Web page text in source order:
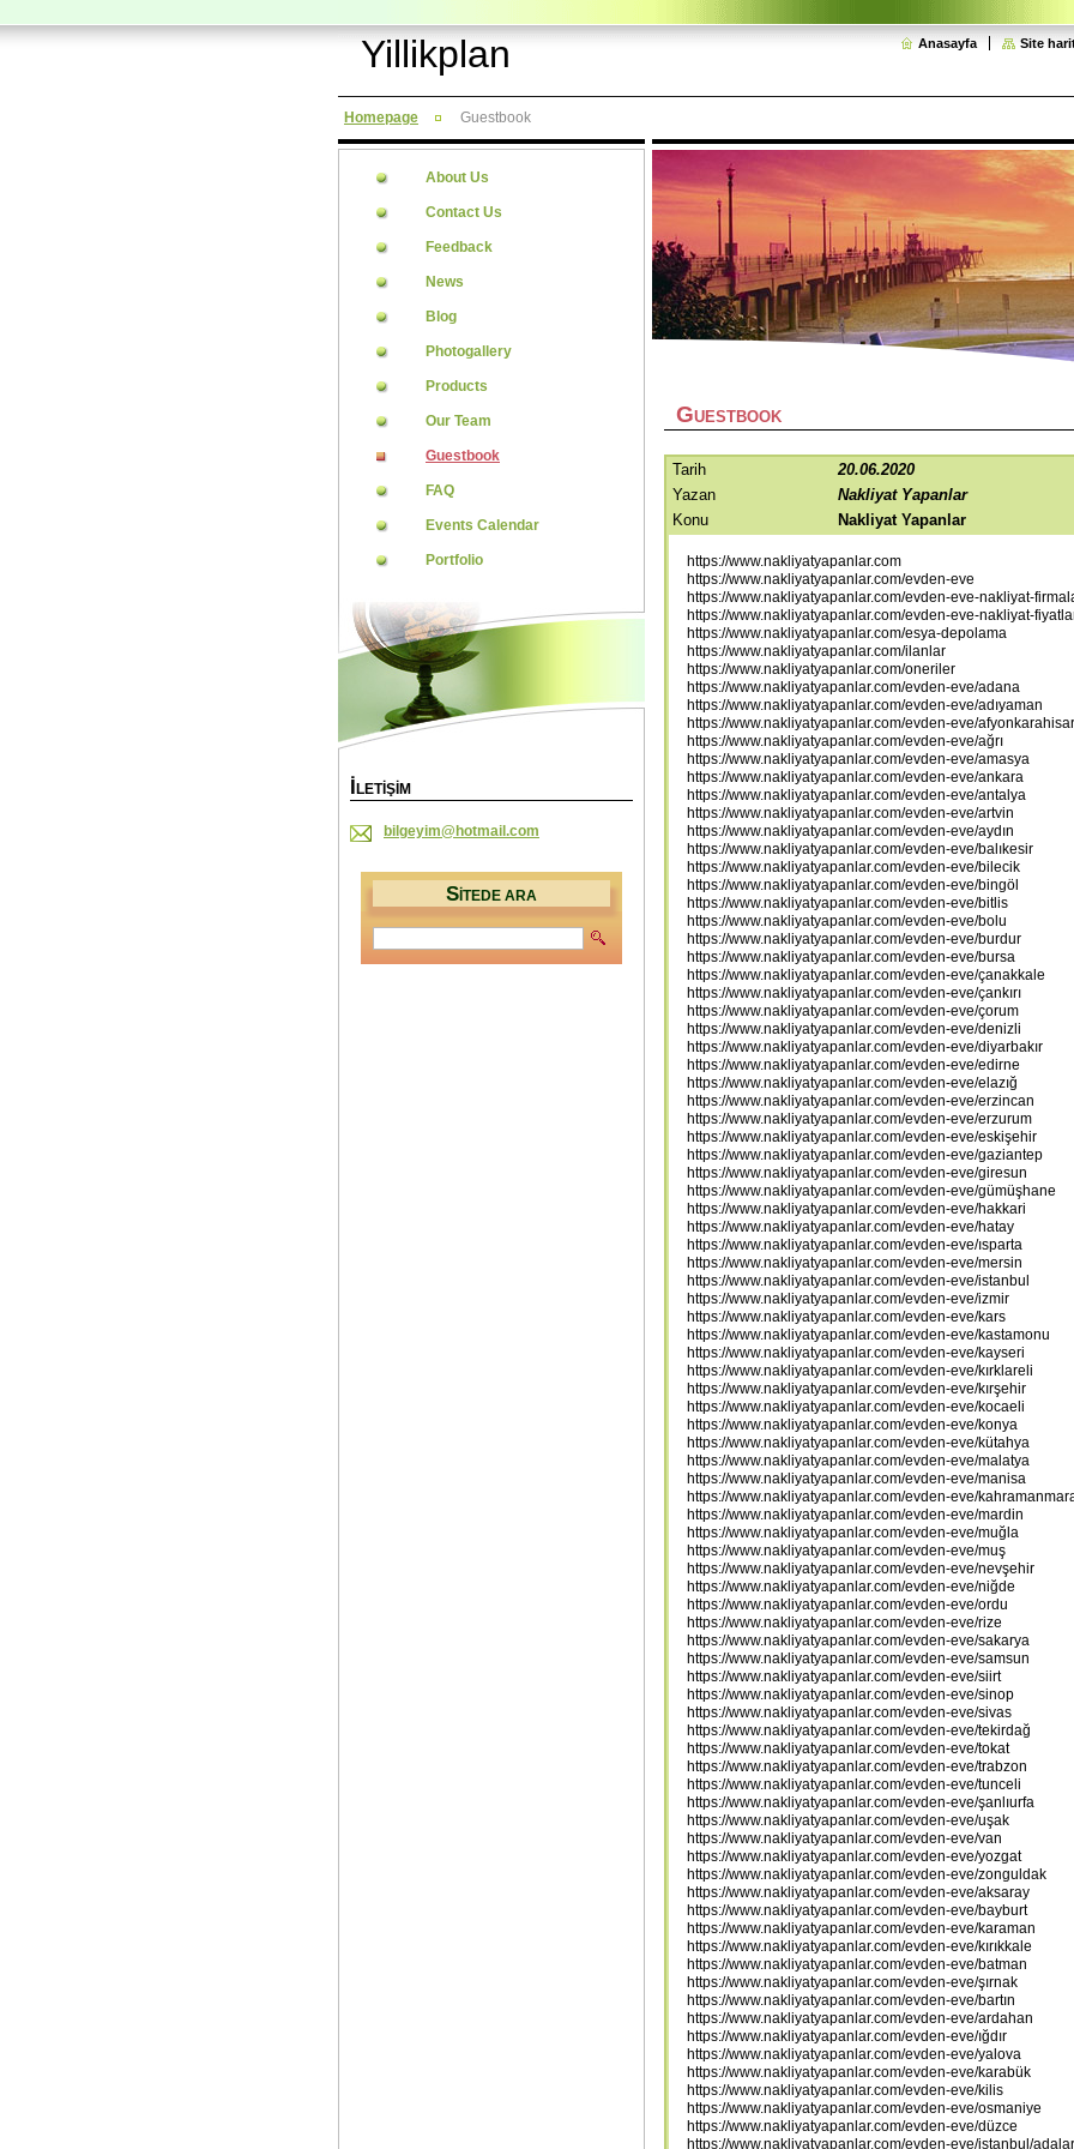
Yillikplan Anasayfa Site
Homepage Guestbook
GUESTBOOK
Tarih
20.06.2020
Yazan
Nakliyat Yapanlar
Konu
Nakliyat Yapanlar
https://www.nakliyatyapanlar.com
https://www.nakliyatyapanlar.com/evden-eve
https://www.nakliyatyapanlar.com/evden-eve-nakliyat-
https://www.nakliyatyapanlar.com/evden-eve-nakliyat-
https://www.nakliyatyapanlar.com/esya-depolama
https://www.nakliyatyapanlar.com/ilanlar
https://www.nakliyatyapanlar.com/oneriler
https://www.nakliyatyapanlar.com/evden-eve/adana
https://www.nakliyatyapanlar.com/evden-eve/adıyaman
https://www.nakliyatyapanlar.com/evden-eve/afyonkarahisar
https://www.nakliyatyapanlar.com/evden-eve/ağrı
https://www.nakliyatyapanlar.com/evden-eve/amasya
https://www.nakliyatyapanlar.com/evden-eve/ankara
https://www.nakliyatyapanlar.com/evden-eve/antalya
https://www.nakliyatyapanlar.com/evden-eve/artvin
https://www.nakliyatyapanlar.com/evden-eve/aydın
https://www.nakliyatyapanlar.com/evden-eve/balıkesir
https://www.nakliyatyapanlar.com/evden-eve/bilecik
https://www.nakliyatyapanlar.com/evden-eve/bingöl
https://www.nakliyatyapanlar.com/evden-eve/bitlis
https://www.nakliyatyapanlar.com/evden-eve/bolu
https://www.nakliyatyapanlar.com/evden-eve/burdur
https://www.nakliyatyapanlar.com/evden-eve/bursa
https://www.nakliyatyapanlar.com/evden-eve/çanakkale
https://www.nakliyatyapanlar.com/evden-eve/çankırı
https://www.nakliyatyapanlar.com/evden-eve/çorum
https://www.nakliyatyapanlar.com/evden-eve/denizli
https://www.nakliyatyapanlar.com/evden-eve/diyarbakır
https://www.nakliyatyapanlar.com/evden-eve/edirne
https://www.nakliyatyapanlar.com/evden-eve/elazığ
https://www.nakliyatyapanlar.com/evden-eve/erzincan
https://www.nakliyatyapanlar.com/evden-eve/erzurum
https://www.nakliyatyapanlar.com/evden-eve/eskişehir
https://www.nakliyatyapanlar.com/evden-eve/gaziantep
https://www.nakliyatyapanlar.com/evden-eve/giresun
https://www.nakliyatyapanlar.com/evden-eve/gümüşhane
https://www.nakliyatyapanlar.com/evden-eve/hakkari
https://www.nakliyatyapanlar.com/evden-eve/hatay
https://www.nakliyatyapanlar.com/evden-eve/ısparta
https://www.nakliyatyapanlar.com/evden-eve/mersin
https://www.nakliyatyapanlar.com/evden-eve/istanbul
https://www.nakliyatyapanlar.com/evden-eve/izmir
https://www.nakliyatyapanlar.com/evden-eve/kars
https://www.nakliyatyapanlar.com/evden-eve/kastamonu
https://www.nakliyatyapanlar.com/evden-eve/kayseri
https://www.nakliyatyapanlar.com/evden-eve/kırklareli
https://www.nakliyatyapanlar.com/evden-eve/kırşehir
https://www.nakliyatyapanlar.com/evden-eve/kocaeli
https://www.nakliyatyapanlar.com/evden-eve/konya
https://www.nakliyatyapanlar.com/evden-eve/kütahya
https://www.nakliyatyapanlar.com/evden-eve/malatya
https://www.nakliyatyapanlar.com/evden-eve/manisa
https://www.nakliyatyapanlar.com/evden-eve/
https://www.nakliyatyapanlar.com/evden-eve/mardin
https://www.nakliyatyapanlar.com/evden-eve/muğla
https://www.nakliyatyapanlar.com/evden-eve/muş
https://www.nakliyatyapanlar.com/evden-eve/nevşehir
https://www.nakliyatyapanlar.com/evden-eve/niğde
https://www.nakliyatyapanlar.com/evden-eve/ordu
https://www.nakliyatyapanlar.com/evden-eve/rize
https://www.nakliyatyapanlar.com/evden-eve/sakarya
https://www.nakliyatyapanlar.com/evden-eve/samsun
https://www.nakliyatyapanlar.com/evden-eve/siirt
https://www.nakliyatyapanlar.com/evden-eve/sinop
https://www.nakliyatyapanlar.com/evden-eve/sivas
https://www.nakliyatyapanlar.com/evden-eve/tekirdağ
https://www.nakliyatyapanlar.com/evden-eve/tokat
https://www.nakliyatyapanlar.com/evden-eve/trabzon
https://www.nakliyatyapanlar.com/evden-eve/tunceli
https://www.nakliyatyapanlar.com/evden-eve/şanlıurfa
https://www.nakliyatyapanlar.com/evden-eve/uşak
https://www.nakliyatyapanlar.com/evden-eve/van
https://www.nakliyatyapanlar.com/evden-eve/yozgat
https://www.nakliyatyapanlar.com/evden-eve/zonguldak
https://www.nakliyatyapanlar.com/evden-eve/aksaray
https://www.nakliyatyapanlar.com/evden-eve/bayburt
https://www.nakliyatyapanlar.com/evden-eve/karaman
https://www.nakliyatyapanlar.com/evden-eve/kırıkkale
https://www.nakliyatyapanlar.com/evden-eve/batman
https://www.nakliyatyapanlar.com/evden-eve/şırnak
https://www.nakliyatyapanlar.com/evden-eve/bartın
https://www.nakliyatyapanlar.com/evden-eve/ardahan
https://www.nakliyatyapanlar.com/evden-eve/ığdır
https://www.nakliyatyapanlar.com/evden-eve/yalova
https://www.nakliyatyapanlar.com/evden-eve/karabük
https://www.nakliyatyapanlar.com/evden-eve/kilis
https://www.nakliyatyapanlar.com/evden-eve/osmaniye
https://www.nakliyatyapanlar.com/evden-eve/düzce
https://www.nakliyatyapanlar.com/evden-eve/istanbul/adalar
About Us
Contact Us
Feedback
News
Blog
Photogallery
Products
Our Team
Guestbook
FAQ
Events Calendar
Portfolio
İ LETIŞIM
bilgeyim@hotmail .com
S ITEDE ARA